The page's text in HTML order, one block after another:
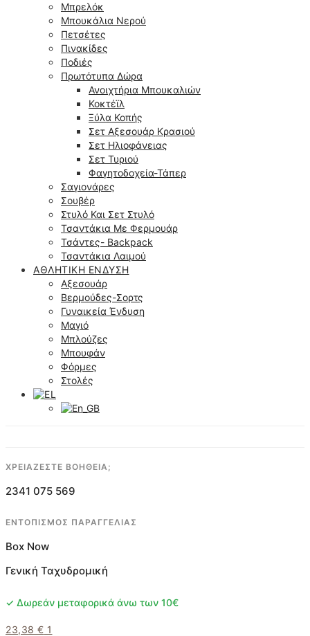
Μπρελόκ
Μπουκάλια Νερού
Πετσέτες
Πινακίδες
Ποδιές
Πρωτότυπα Δώρα
Ανοιχτήρια Μπουκαλιών
Κοκτέϊλ
Ξύλα Κοπής
Σετ Αξεσουάρ Κρασιού
Σετ Ηλιοφάνειας
Σετ Τυριού
Φαγητοδοχεία-Τάπερ
Σαγιονάρες
Σουβέρ
Στυλό Και Σετ Στυλό
Τσαντάκια Με Φερμουάρ
Τσάντες- Backpack
Τσαντάκια Λαιμού
ΑΘΛΗΤΙΚΉ ΈΝΔΥΣΗ
Αξεσουάρ
Βερμούδες-Σορτς
Γυναικεία Ένδυση
Μαγιό
Μπλούζες
Μπουφάν
Φόρμες
Στολές
ΧΡΕΙΑΖΕΣΤΕ ΒΟΗΘΕΙΑ;
2341 075 569
ΕΝΤΟΠΙΣΜΟΣ ΠΑΡΑΓΓΕΛΙΑΣ
Box Now
Γενική Ταχυδρομική
✓ Δωρεάν μεταφορικά άνω των 10€
23,38 € 1